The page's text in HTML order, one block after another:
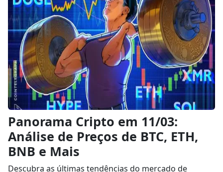
Panorama Cripto em 11/03:
Análise de Preços de BTC, ETH,
BNB e Mais
Descubra as últimas tendências do mercado de